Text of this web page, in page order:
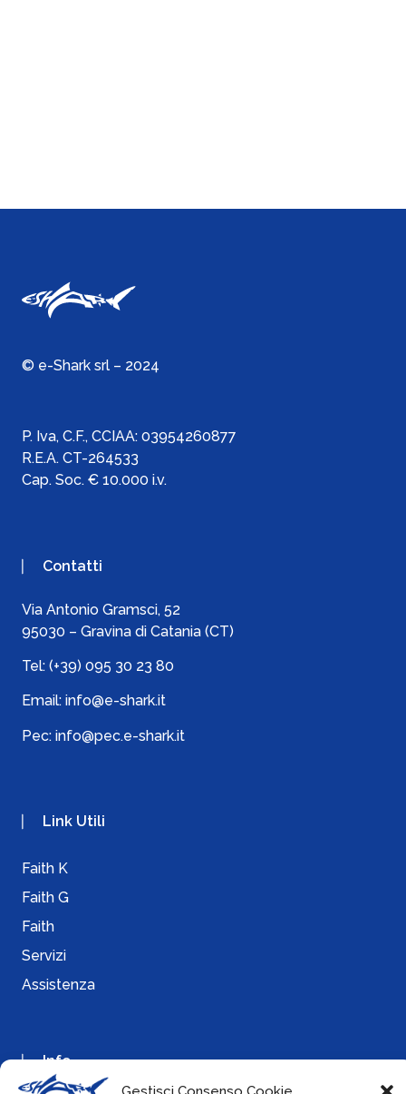
© e-Shark srl – 2024
P. Iva, C.F., CCIAA: 03954260877
R.E.A. CT-264533
Cap. Soc. € 10.000 i.v.
Contatti
Via Antonio Gramsci, 52
95030 – Gravina di Catania (CT)
Tel: (+39) 095 30 23 80
Email: info@e-shark.it
Pec: info@pec.e-shark.it
Link Utili
Faith K
Faith G
Faith
Servizi
Assistenza
Info